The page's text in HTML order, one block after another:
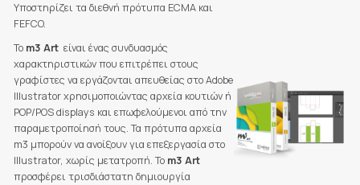
Υποστηρίζει τα διεθνή πρότυπα ECMA και
FEFCO.
Το m3 Art είναι ένας συνδυασμός
χαρακτηριστικών που επιτρέπει στους
γραφίστες να εργάζονται απευθείας στο Adobe
Illustrator χρησιμοποιώντας αρχεία κουτιών ή
POP/POS displays και επωφελούμενοι από την
παραμετροποίησή τους. Τα πρότυπα αρχεία
m3 μπορούν να ανοίξουν για επεξεργασία στο
Illustrator, χωρίς μετατροπή. Το m3 Art
προσφέρει τρισδιάστατη δημιουργία